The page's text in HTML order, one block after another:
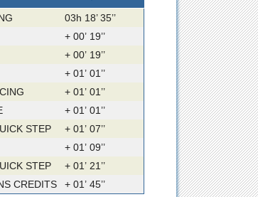
03h 18’ 35’’
+ 00’ 19’’
+ 00’ 19’’
+ 01’ 01’’
+ 01’ 01’’
+ 01’ 01’’
STEP
+ 01’ 07’’
+ 01’ 09’’
STEP
+ 01’ 21’’
CREDITS + 01’ 45’’